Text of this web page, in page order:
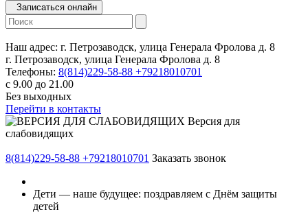
Записаться онлайн
Наш адрес: г. Петрозаводск, улица Генерала Фролова д. 8
г. Петрозаводск, улица Генерала Фролова д. 8
Телефоны: 8(814)229-58-88 +79218010701
с 9.00 до 21.00
Без выходных
Перейти в контакты
Версия для
слабовидящих
8(814)229-58-88 +79218010701 Заказать звонок
Дети — наше будущее: поздравляем с Днём защиты
детей